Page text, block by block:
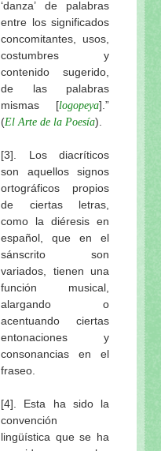
‘danza’ de palabras
entre los significados
concomitantes, usos,
costumbres y
contenido sugerido,
de las palabras
mismas [logopeya].”
(El Arte de la Poesía).
[3]. Los diacríticos
son aquellos signos
ortográficos propios
de ciertas letras,
como la diéresis en
español, que en el
sánscrito son
variados, tienen una
función musical,
alargando o
acentuando ciertas
entonaciones y
consonancias en el
fraseo.
[4]. Esta ha sido la
convención
lingüística que se ha